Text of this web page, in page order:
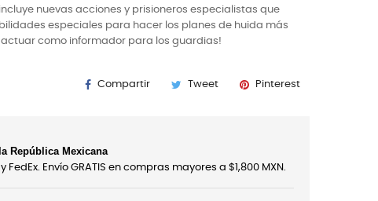
nuevas acciones y prisioneros especialistas que
especiales para hacer los planes de huida más
actuar como informador para los guardias!
Compartir Tweet Pinterest
República Mexicana
y FedEx. Envío GRATIS en compras mayores a $1,800 MXN.